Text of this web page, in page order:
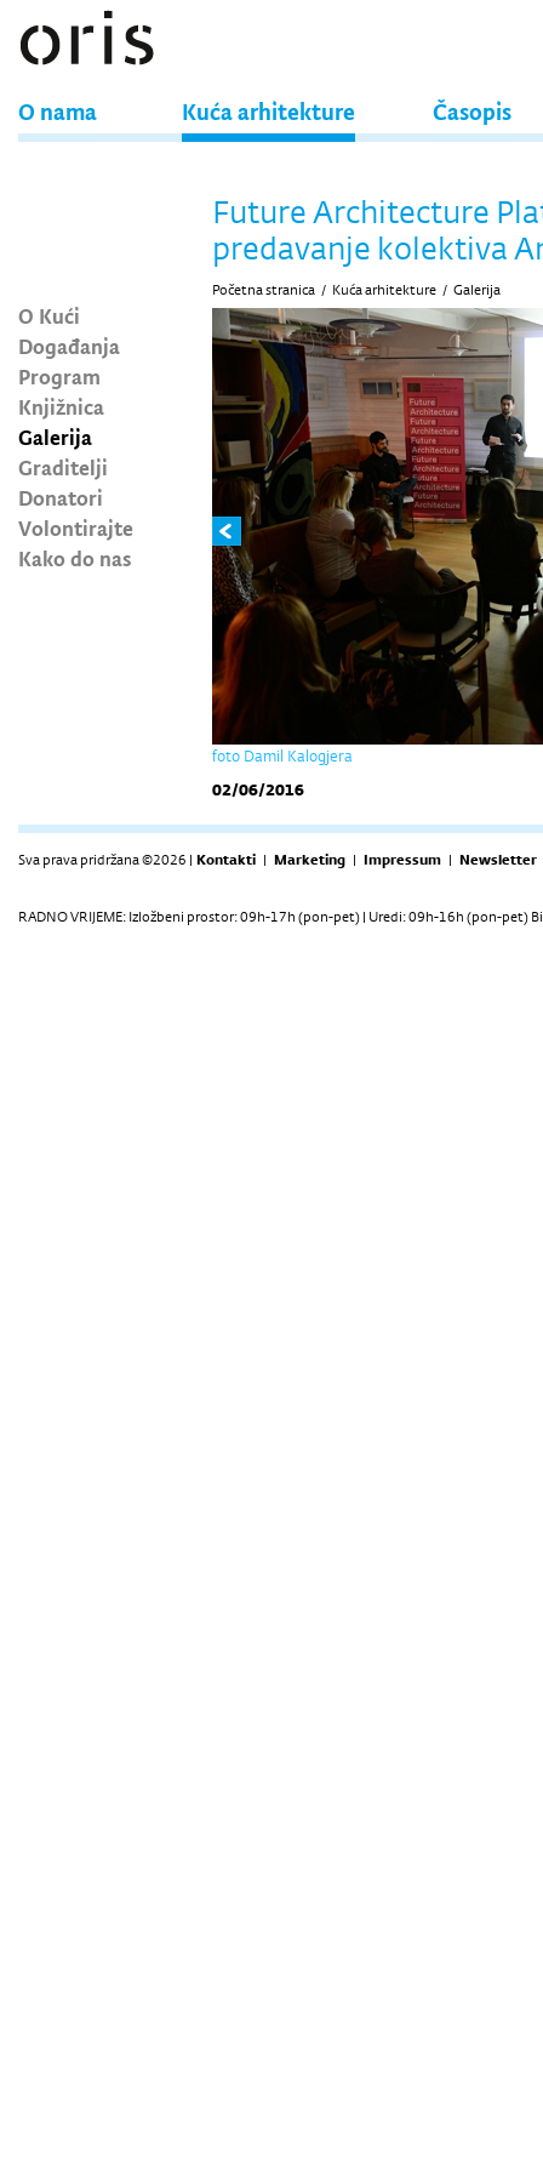
O nama Kuća arhitekture Časopis
O Kući
Događanja
Program
Knjižnica
Galerija
Graditelji
Donatori
Volontirajte
Kako do nas
Future Architecture
predavanje kolektiva
Početna stranica / Kuća arhitekture / Galerija
foto Damil Kalogjera
02/06/2016
Sva prava pridržana ©2026 | Kontakti | Marketing | Impressum | Newsletter
RADNO VRIJEME: Izložbeni prostor: 09h-17h (pon-pet) | Uredi: 09h-16h (pon-pet)